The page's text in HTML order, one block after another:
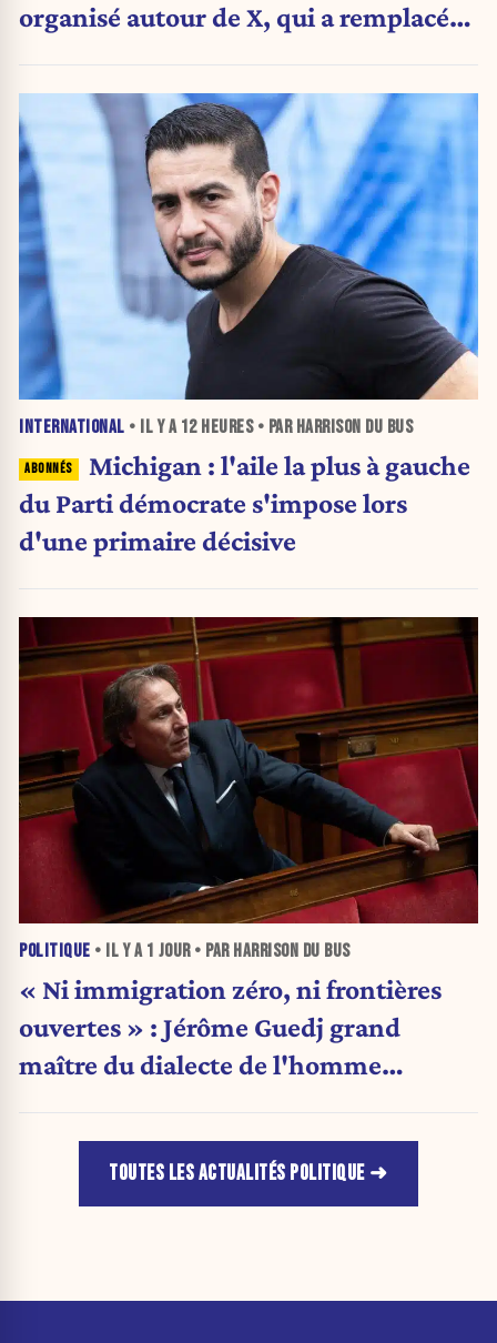
organisé autour de X, qui a remplacé
INTERNATIONAL • IL Y A 12 HEURES• PAR HARRISON DU BUS
Michigan : l'aile la plus à gauche
du Parti démocrate s'impose lors
d'une primaire décisive
POLITIQUE • IL Y A 1 JOUR• PAR HARRISON DU BUS
« Ni immigration zéro, ni frontières
ouvertes » : Jérôme Guedj grand
maître du dialecte de l'homme
TOUTES LES ACTUALITÉS POLITIQUE